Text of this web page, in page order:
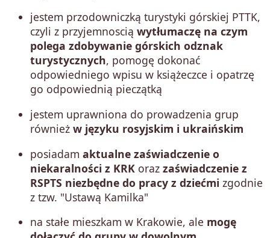
jestem przodowniczką turystyki górskiej PTTK,
czyli z przyjemnoscią wytłumaczę na czym
polega zdobywanie górskich odznak
turystycznych, pomogę dokonać
odpowiedniego wpisu w książeczce i opatrzę
go odpowiednią pieczątką
jestem uprawniona do prowadzenia grup
również w języku rosyjskim i ukraińskim
posiadam aktualne zaświadczenie o
niekaralności z KRK oraz zaświadczenie z
RSPTS niezbędne do pracy z dziećmi zgodnie
z tzw. "Ustawą Kamilka"
na stałe mieszkam w Krakowie, ale mogę